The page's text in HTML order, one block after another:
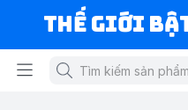
Thế Giới